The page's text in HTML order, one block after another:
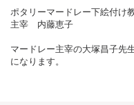
ポタリーマードレー下絵付け
主宰 内藤恵子
マードレー主宰の大塚昌子先
になります。